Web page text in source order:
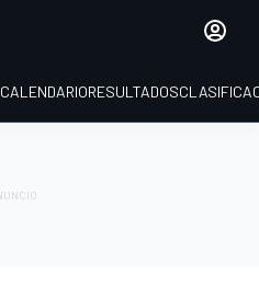
CALENDARIORESULTADOS